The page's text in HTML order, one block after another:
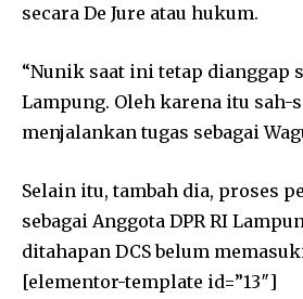
secara De Jure atau hukum.
“Nunik saat ini tetap dianggap
Lampung. Oleh karena itu sah-
menjalankan tugas sebagai
Selain itu, tambah dia, proses
sebagai Anggota DPR RI
ditahapan DCS belum
[elementor-template id=”13″]